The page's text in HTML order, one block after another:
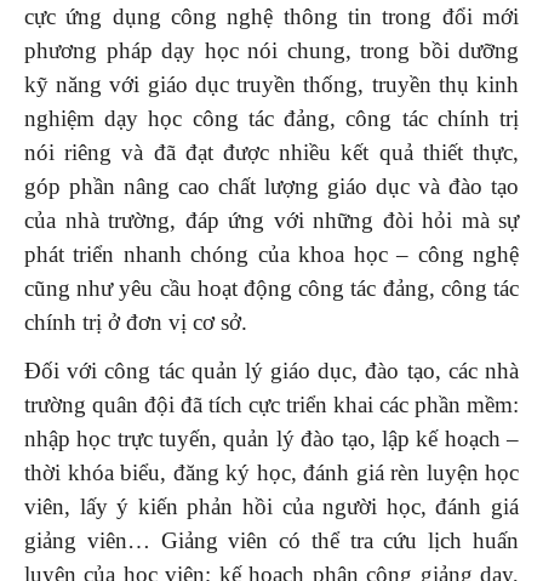
cực ứng dụng công nghệ thông tin trong đổi mới
phương pháp dạy học nói chung, trong bồi dưỡng
kỹ năng với giáo dục truyền thống, truyền thụ kinh
nghiệm dạy học công tác đảng, công tác chính trị
nói riêng và đã đạt được nhiều kết quả thiết thực,
góp phần nâng cao chất lượng giáo dục và đào tạo
của nhà trường, đáp ứng với những đòi hỏi mà sự
phát triển nhanh chóng của khoa học – công nghệ
cũng như yêu cầu hoạt động công tác đảng, công tác
chính trị ở đơn vị cơ sở.
Đối với công tác quản lý giáo dục, đào tạo, các nhà
trường quân đội đã tích cực triển khai các phần mềm:
nhập học trực tuyến, quản lý đào tạo, lập kế hoạch –
thời khóa biểu, đăng ký học, đánh giá rèn luyện học
viên, lấy ý kiến phản hồi của người học, đánh giá
giảng viên… Giảng viên có thể tra cứu lịch huấn
luyện của học viện; kế hoạch phân công giảng dạy,